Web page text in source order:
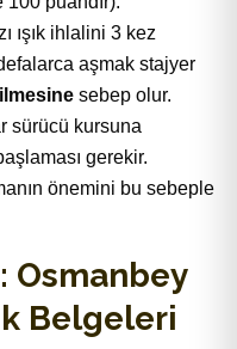
ışık ihlalini 3 kez
defalarca aşmak stajyer
sebep olur.
sürücü kursuna
gerekir.
önemini bu sebeple
Osmanbey
Belgeleri